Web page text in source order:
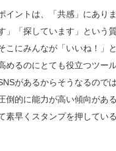
イントは、「共感」にあ
」「探しています」という
こにみんなが「いいね！」
めるのにとても役立つツー
があるからそうなるの
倒的に能力が高い傾向があ
素早くスタンプを押してい